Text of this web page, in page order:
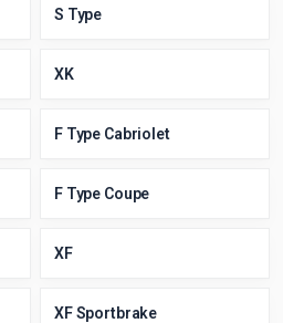
S Type
XK
F Type Cabriolet
F Type Coupe
XF
XF Sportbrake